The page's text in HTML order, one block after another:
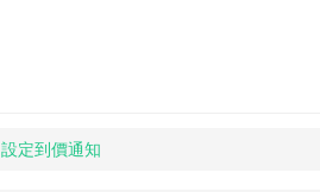
設定到價通知